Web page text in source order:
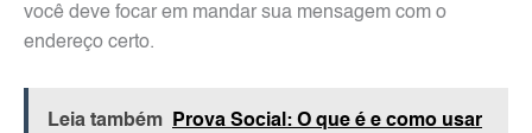
você deve focar em mandar sua mensagem com o
endereço certo.
Leia também
Prova Social: O que é e como usar